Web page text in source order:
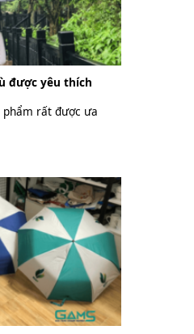
được yêu thích
rất được ưa